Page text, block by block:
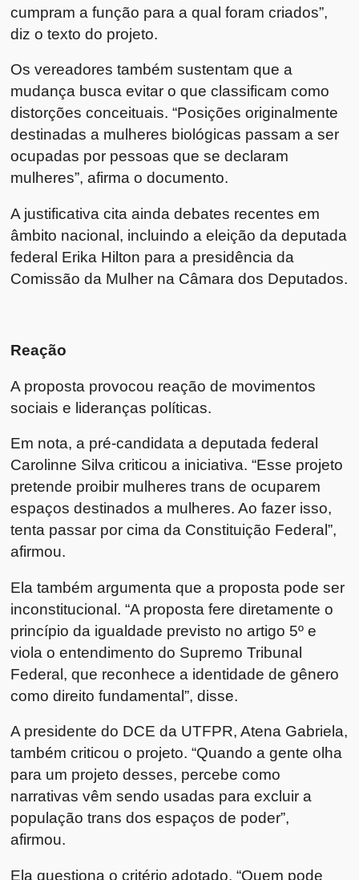
cumpram a função para a qual foram criados”,
diz o texto do projeto.
Os vereadores também sustentam que a
mudança busca evitar o que classificam como
distorções conceituais. “Posições originalmente
destinadas a mulheres biológicas passam a ser
ocupadas por pessoas que se declaram
mulheres”, afirma o documento.
A justificativa cita ainda debates recentes em
âmbito nacional, incluindo a eleição da deputada
federal Erika Hilton para a presidência da
Comissão da Mulher na Câmara dos Deputados.
Reação
A proposta provocou reação de movimentos
sociais e lideranças políticas.
Em nota, a pré-candidata a deputada federal
Carolinne Silva criticou a iniciativa. “Esse projeto
pretende proibir mulheres trans de ocuparem
espaços destinados a mulheres. Ao fazer isso,
tenta passar por cima da Constituição Federal”,
afirmou.
Ela também argumenta que a proposta pode ser
inconstitucional. “A proposta fere diretamente o
princípio da igualdade previsto no artigo 5º e
viola o entendimento do Supremo Tribunal
Federal, que reconhece a identidade de gênero
como direito fundamental”, disse.
A presidente do DCE da UTFPR, Atena Gabriela,
também criticou o projeto. “Quando a gente olha
para um projeto desses, percebe como
narrativas vêm sendo usadas para excluir a
população trans dos espaços de poder”,
afirmou.
Ela questiona o critério adotado. “Quem pode